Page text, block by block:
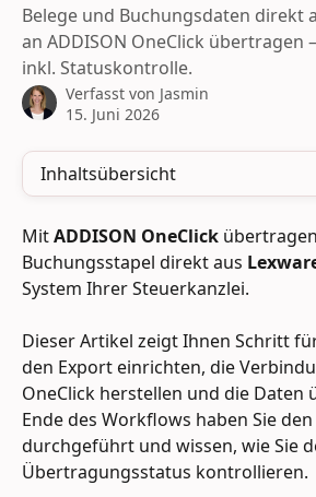
Belege und Buchungsdaten direkt
an ADDISON OneClick übertragen
inkl. Statuskontrolle.
Verfasst von Jasmin
15. Juni 2026
Inhaltsübersicht
Mit ADDISON OneClick
Buchungsstapel direkt aus
System Ihrer Steuerkanzlei.
Dieser Artikel zeigt Ihnen Schritt
den Export einrichten, die
OneClick herstellen und die Daten
Ende des Workflows haben Sie
durchgeführt und wissen, wie Sie
Übertragungsstatus kontrollieren.